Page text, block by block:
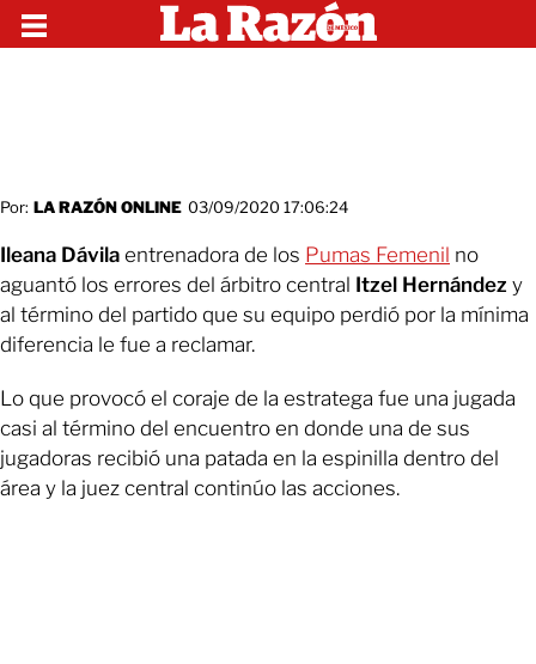
Por: LA RAZÓN ONLINE 03/09/2020 17:06:24
Ileana Dávila entrenadora de los Pumas Femenil no
aguantó los errores del árbitro central Itzel Hernández y
al término del partido que su equipo perdió por la mínima
diferencia le fue a reclamar.
Lo que provocó el coraje de la estratega fue una jugada
casi al término del encuentro en donde una de sus
jugadoras recibió una patada en la espinilla dentro del
área y la juez central continúo las acciones.